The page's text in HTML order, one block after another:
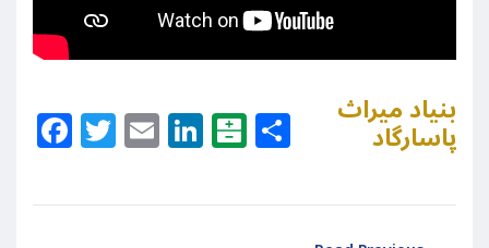
Facebook
Twitter
EmailLinkedIn
Balatarin
Share
بنیاد میراث
پاسارگاد